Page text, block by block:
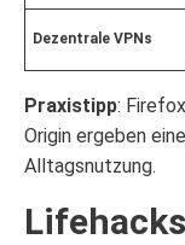
Dezentrale VPNs
Praxistipp:
Origin ergeben
Alltagsnutzung.